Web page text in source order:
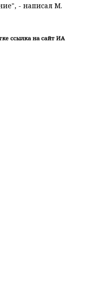
- написал М.
ссылка на сайт ИА